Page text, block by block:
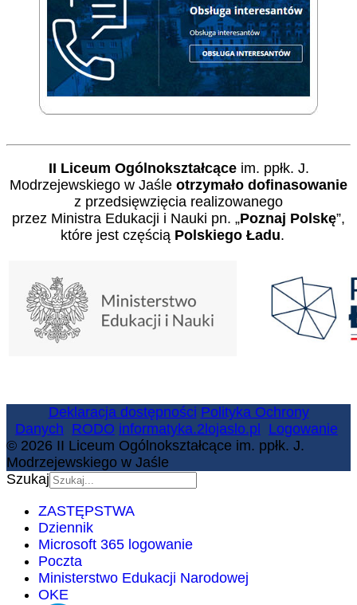
II Liceum Ogólnokształcąceim. ppłk. J.
Modrzejewskiego w Jaśle otrzymało dofinasowanie
z przedsięwzięcia realizowanego
przez Ministra Edukacji i Nauki pn. „Poznaj Polskę”,
które jest częścią Polskiego Ładu.
Deklaracja dostępności Polityka Ochrony
Danych RODO informatyka.2lojaslo.pl
Logowanie
© 2026 II Liceum Ogólnokształcące im. ppłk. J.
Modrzejewskiego w Jaśle
Szukaj
ZASTĘPSTWA
Dziennik
Microsoft 365 logowanie
Poczta
Ministerstwo Edukacji Narodowej
OKE